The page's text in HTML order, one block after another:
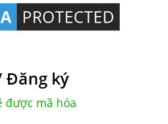
Đăng ký
được mã hóa